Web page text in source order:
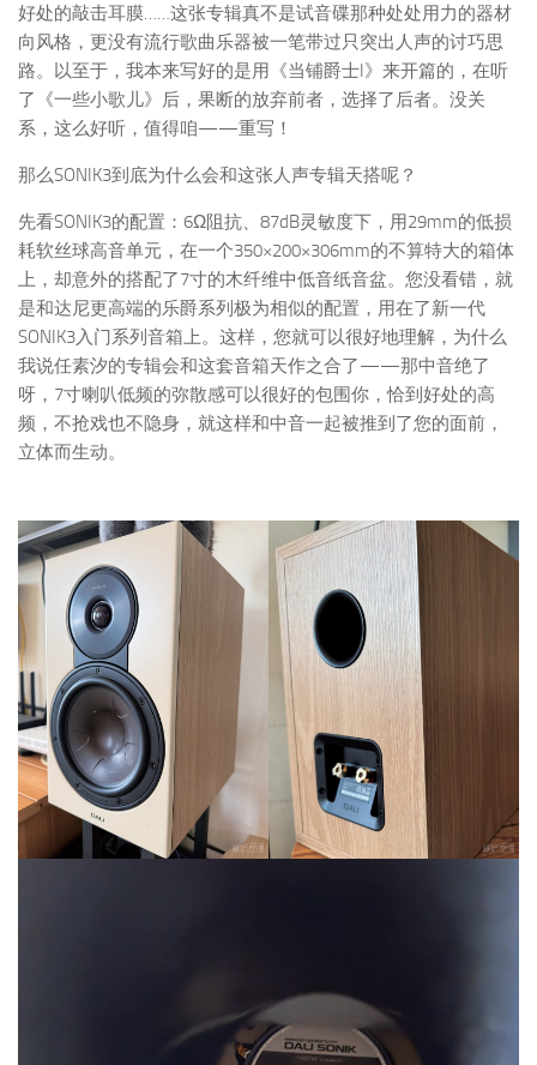
好处的敲击耳膜……这张专辑真不是试音碟那种处处用力的器材
向风格，更没有流行歌曲乐器被一笔带过只突出人声的讨巧思
路。以至于，我本来写好的是用《当铺爵士I》来开篇的，在听
了《一些小歌儿》后，果断的放弃前者，选择了后者。没关
系，这么好听，值得咱——重写！
那么SONIK3到底为什么会和这张人声专辑天搭呢？
先看SONIK3的配置：6Ω阻抗、87dB灵敏度下，用29mm的低损
耗软丝球高音单元，在一个350×200×306mm的不算特大的箱体
上，却意外的搭配了7寸的木纤维中低音纸音盆。您没看错，就
是和达尼更高端的乐爵系列极为相似的配置，用在了新一代
SONIK3入门系列音箱上。这样，您就可以很好地理解，为什么
我说任素汐的专辑会和这套音箱天作之合了——那中音绝了
呀，7寸喇叭低频的弥散感可以很好的包围你，恰到好处的高
频，不抢戏也不隐身，就这样和中音一起被推到了您的面前，
立体而生动。